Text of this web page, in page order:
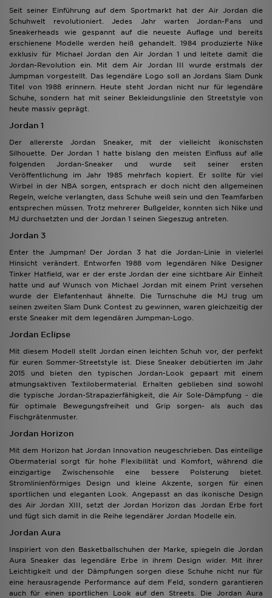
Seit seiner Einführung auf dem Sportmarkt hat der Air Jordan die
Schuhwelt revolutioniert. Jedes Jahr warten Jordan-Fans und
Sneakerheads wie gespannt auf die neueste Auflage und bereits
erschienene Modelle werden heiß gehandelt. 1984 produzierte Nike
exklusiv für Michael Jordan den Air Jordan 1 und leitete damit die
Jordan-Revolution ein. Mit dem Air Jordan III wurde erstmals der
Jumpman vorgestellt. Das legendäre Logo soll an Jordans Slam Dunk
Titel von 1988 erinnern. Heute steht Jordan nicht nur für legendäre
Schuhe, sondern hat mit seiner Bekleidungslinie den Streetstyle von
heute massiv geprägt.
Jordan 1
Der allererste Jordan Sneaker, mit der vielleicht ikonischsten
Silhouette. Der Jordan 1 hatte bislang den meisten Einfluss auf alle
folgenden Jordan-Sneaker und wurde seit seiner ersten
Veröffentlichung im Jahr 1985 mehrfach kopiert. Er sollte für viel
Wirbel in der NBA sorgen, entsprach er doch nicht den allgemeinen
Regeln, welche verlangten, dass Schuhe weiß sein und den Teamfarben
entsprechen müssen. Trotz mehrerer Bußgelder, konnten sich Nike und
MJ durchsetzten und der Jordan 1 seinen Siegeszug antreten.
Jordan 3
Enter the Jumpman! Der Jordan 3 hat die Jordan-Linie in vielerlei
Hinsicht verändert. Entworfen 1988 vom legendären Nike Designer
Tinker Hatfield, war er der erste Jordan der eine sichtbare Air Einheit
hatte und auf Wunsch von Michael Jordan mit einem Print versehen
wurde der Elefantenhaut ähnelte. Die Turnschuhe die MJ trug um
seinen zweiten Slam Dunk Contest zu gewinnen, waren gleichzeitig der
erste Sneaker mit dem legendären Jumpman-Logo.
Jordan Eclipse
Mit diesem Modell stellt Jordan einen leichten Schuh vor, der perfekt
für euren Sommer-Streetstyle ist. Diese Sneaker debütierten im Jahr
2015 und bieten den typischen Jordan-Look gepaart mit einem
atmungsaktiven Textilobermaterial. Erhalten geblieben sind sowohl
die typische Jordan-Strapazierfähigkeit, die Air Sole-Dämpfung - die
für optimale Bewegungsfreiheit und Grip sorgen- als auch das
Fischgrätenmuster.
Jordan Horizon
Mit dem Horizon hat Jordan Innovation neugeschrieben. Das einteilige
Obermaterial sorgt für hohe Flexibilität und Komfort, während die
einzigartige Zwischensohle eine bessere Polsterung bietet.
Stromlinienförmiges Design und kleine Akzente, sorgen für einen
sportlichen und eleganten Look. Angepasst an das ikonische Design
des Air Jordan XIII, setzt der Jordan Horizon das Jordan Erbe fort
und fügt sich damit in die Reihe legendärer Jordan Modelle ein.
Jordan Aura
Inspiriert von den Basketballschuhen der Marke, spiegeln die Jordan
Aura Sneaker das legendäre Erbe in ihrem Design wider. Mit ihrer
Leichtigkeit und der Dämpfungen sorgen diese Schuhe nicht nur für
eine herausragende Performance auf dem Feld, sondern garantieren
auch für einen sportlichen Look auf den Streets. Die Jordan Aura